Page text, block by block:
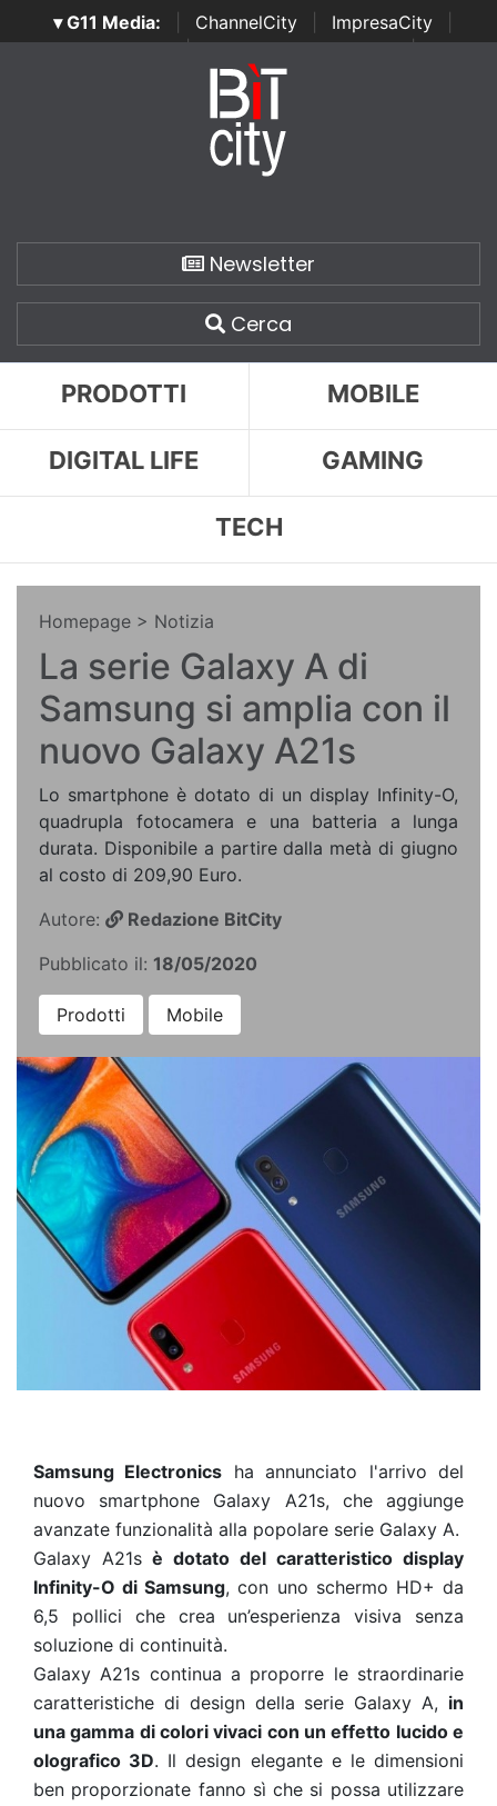
▾ G11 Media: ChannelCity ImpresaCity
SecurityOpenLab | Italian Channel Awards | Italian
Italian Security Awards
Newsletter
Cerca
PRODOTTI MOBILE
DIGITAL LIFE GAMING
TECH
Homepage > Notizia
La serie Galaxy A di
Samsung si amplia con il
nuovo Galaxy A21s
Lo smartphone è dotato di un display Infinity-O,
quadrupla fotocamera e una batteria a lunga
durata. Disponibile a partire dalla metà di giugno
al costo di 209,90 Euro.
Autore:
Redazione BitCity
Pubblicato il: 18/05/2020
Prodotti Mobile
Samsung Electronics ha annunciato l'arrivo del
nuovo smartphone Galaxy A21s, che aggiunge
avanzate funzionalità alla popolare serie Galaxy A.
Galaxy A21s è dotato del caratteristico display
Infinity-O di Samsung, con uno schermo HD+ da
6,5 pollici che crea un’esperienza visiva senza
soluzione di continuità.
Galaxy A21s continua a proporre le straordinarie
caratteristiche di design della serie Galaxy A, in
una gamma di colori vivaci con un effetto lucido e
olografico 3D. Il design elegante e le dimensioni
ben proporzionate fanno sì che si possa utilizzare